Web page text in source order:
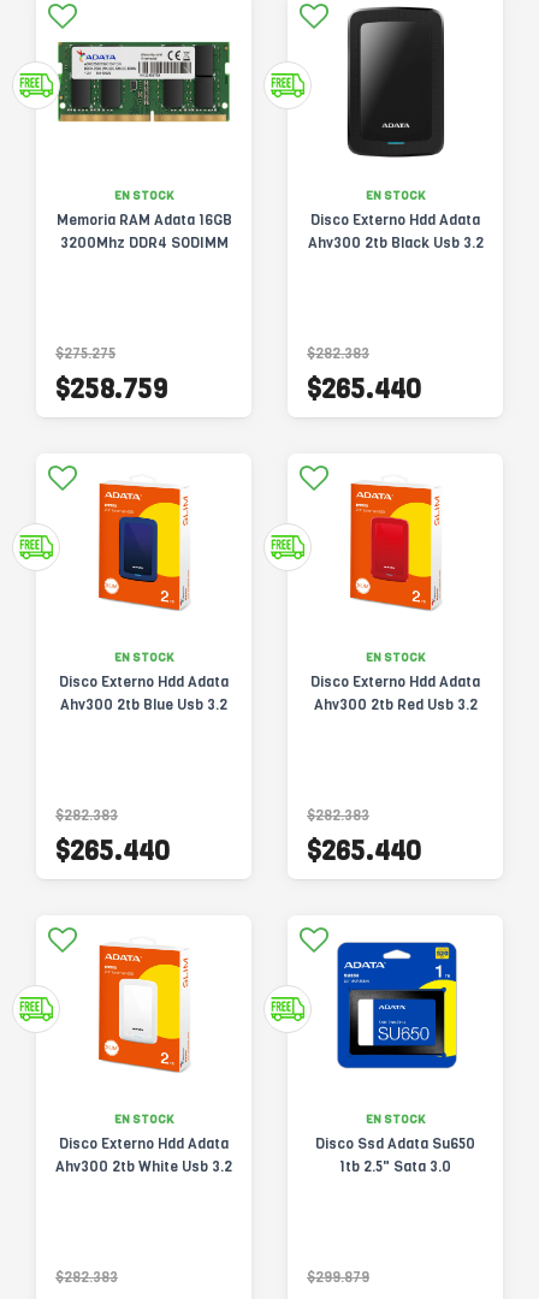
EN STOCK
Memoria RAM Adata 16GB
3200Mhz DDR4 SODIMM
$275.275
$258.759
EN STOCK
Disco Externo Hdd Adata
Ahv300 2tb Black Usb 3.2
$282.383
$265.440
EN STOCK
Disco Externo Hdd Adata
Ahv300 2tb Blue Usb 3.2
$282.383
$265.440
EN STOCK
Disco Externo Hdd Adata
Ahv300 2tb Red Usb 3.2
$282.383
$265.440
EN STOCK
Disco Externo Hdd Adata
Ahv300 2tb White Usb 3.2
$282.383
EN STOCK
Disco Ssd Adata Su650
1tb 2.5" Sata 3.0
$299.879